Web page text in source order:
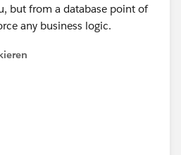
but from a database point of
any business logic.